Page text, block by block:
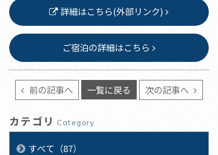
詳細はこちら(外部リンク)
ご宿泊の詳細はこちら
前の記事へ 一覧に戻る 次の記事へ
カテゴリ Category
すべて（87）